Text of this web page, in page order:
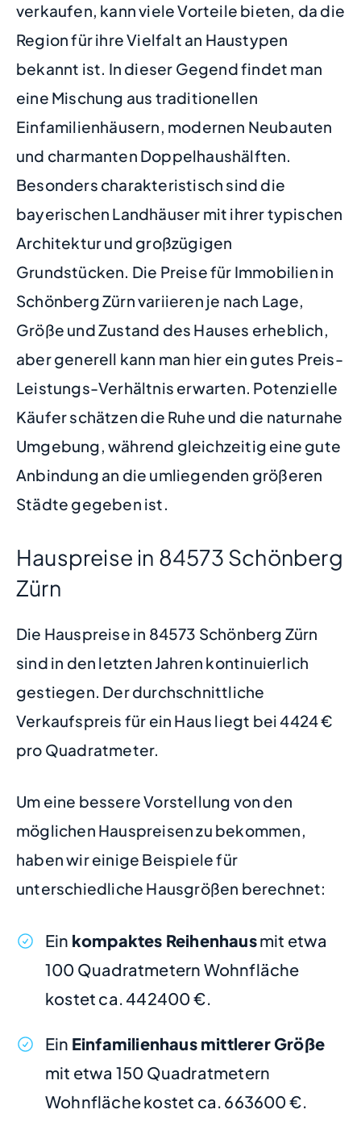
verkaufen, kann viele Vorteile bieten, da die
Region für ihre Vielfalt an Haustypen
bekannt ist. In dieser Gegend findet man
eine Mischung aus traditionellen
Einfamilienhäusern, modernen Neubauten
und charmanten Doppelhaushälften.
Besonders charakteristisch sind die
bayerischen Landhäuser mit ihrer typischen
Architektur und großzügigen
Grundstücken. Die Preise für Immobilien in
Schönberg Zürn variieren je nach Lage,
Größe und Zustand des Hauses erheblich,
aber generell kann man hier ein gutes Preis-
Leistungs-Verhältnis erwarten. Potenzielle
Käufer schätzen die Ruhe und die naturnahe
Umgebung, während gleichzeitig eine gute
Anbindung an die umliegenden größeren
Städte gegeben ist.
Hauspreise in 84573 Schönberg
Zürn
Die Hauspreise in 84573 Schönberg Zürn
sind in den letzten Jahren kontinuierlich
gestiegen. Der durchschnittliche
Verkaufspreis für ein Haus liegt bei 4424 €
pro Quadratmeter.
Um eine bessere Vorstellung von den
möglichen Hauspreisen zu bekommen,
haben wir einige Beispiele für
unterschiedliche Hausgrößen berechnet:
Ein kompaktes Reihenhausmit etwa
100 Quadratmetern Wohnfläche
kostet ca. 442400 €.
Ein Einfamilienhaus mittlerer Größe
mit etwa 150 Quadratmetern
Wohnfläche kostet ca. 663600 €.